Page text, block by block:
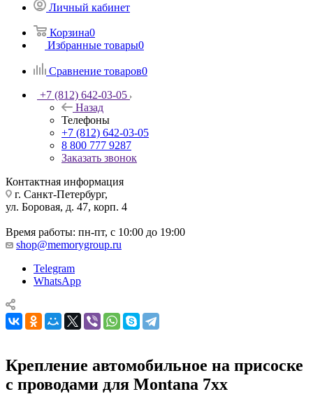
Личный кабинет
Корзина0
Избранные товары0
Сравнение товаров0
+7 (812) 642-03-05
Назад
Телефоны
+7 (812) 642-03-05
8 800 777 9287
Заказать звонок
Контактная информация
г. Санкт-Петербург,
ул. Боровая, д. 47, корп. 4
Время работы: пн-пт, с 10:00 до 19:00
shop@memorygroup.ru
Telegram
WhatsApp
Крепление автомобильное на присоске
с проводами для Montana 7xx